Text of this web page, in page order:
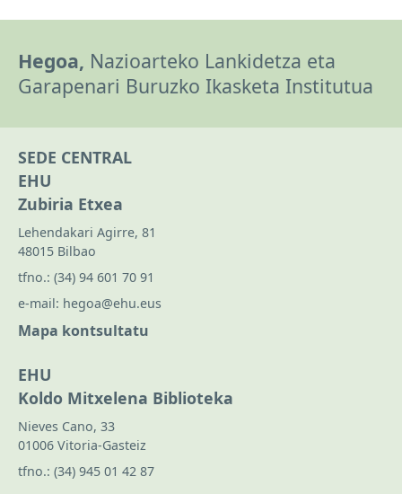
Hegoa, Nazioarteko Lankidetza eta
Garapenari Buruzko Ikasketa Institutua
SEDE CENTRAL
EHU
Zubiria Etxea
Lehendakari Agirre, 81
48015 Bilbao
tfno.: (34) 94 601 70 91
e-mail: hegoa@ehu.eus
Mapa kontsultatu
EHU
Koldo Mitxelena Biblioteka
Nieves Cano, 33
01006 Vitoria-Gasteiz
tfno.: (34) 945 01 42 87